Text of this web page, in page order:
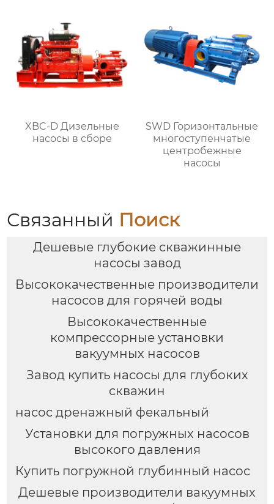
XBC-D Дизельные
насосы в сборе
SWD Горизонтальные
многоступенчатые
центробежные
насосы
Связанный Поиск
Дешевые глубокие скважинные
насосы завод
Высококачественные производители
насосов для горячей воды
Высококачественные
компрессорные установки
вакуумных насосов
Завод купить насосы для глубоких
скважин
насос дренажный фекальный
Установки для погружных насосов
высокого давления
Купить погружной глубинный насос
Дешевые производители вакуумных